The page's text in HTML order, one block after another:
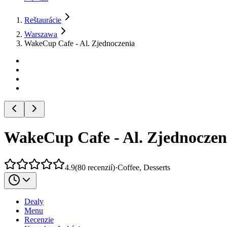
Reštaurácie
Warszawa
WakeCup Cafe - Al. Zjednoczenia
WakeCup Cafe - Al.
4.9(80 recenzií)·Coffee, Desserts
Dealy
Menu
Recenzie